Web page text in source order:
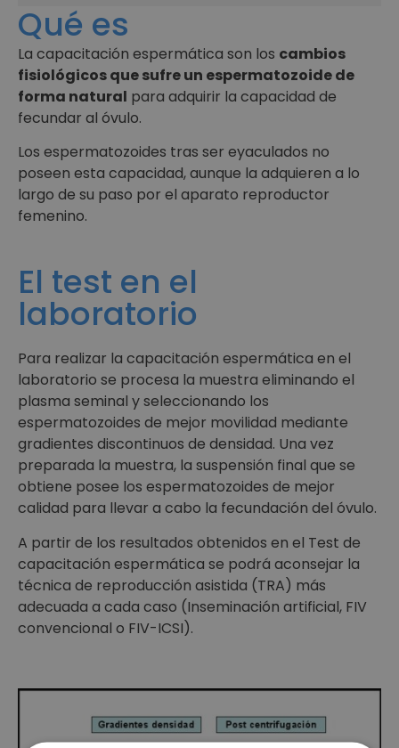
Qué es
La capacitación espermática son los cambios
fisiológicos que sufre un espermatozoide de
forma natural para adquirir la capacidad de
fecundar al óvulo.
Los espermatozoides tras ser eyaculados no
poseen esta capacidad, aunque la adquieren a lo
largo de su paso por el aparato reproductor
femenino.
El test en el
laboratorio
Para realizar la capacitación espermática en el
laboratorio se procesa la muestra eliminando el
plasma seminal y seleccionando los
espermatozoides de mejor movilidad mediante
gradientes discontinuos de densidad. Una vez
preparada la muestra, la suspensión final que se
obtiene posee los espermatozoides de mejor
calidad para llevar a cabo la fecundación del óvulo.
A partir de los resultados obtenidos en el Test de
capacitación espermática se podrá aconsejar la
técnica de reproducción asistida (TRA) más
adecuada a cada caso (Inseminación artificial, FIV
convencional o FIV-ICSI).